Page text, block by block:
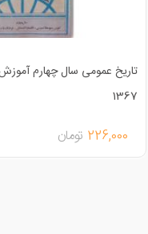
تاریخ عمومی سال چهارم
1367
226,000 تومان